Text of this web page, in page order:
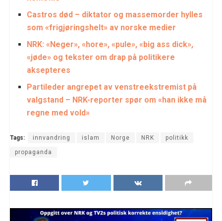
Castros død – diktator og massemorder hylles
som «frigjøringshelt» av norske medier
NRK: «Neger», «hore», «pule», «big ass dick»,
«jøde» og tekster om drap på politikere
aksepteres
Partileder angrepet av venstreekstremist på
valgstand – NRK-reporter spør om «han ikke må
regne med vold»
Tags: innvandring islam Norge NRK politikk
propaganda